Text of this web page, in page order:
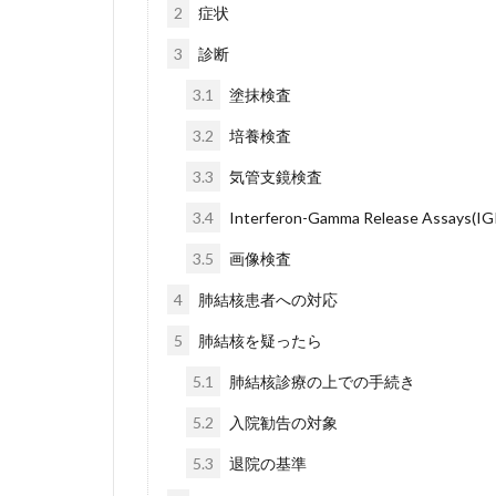
2 症状
3 診断
3.1 塗抹検査
3.2 培養検査
3.3 気管支鏡検査
3.4 Interferon-Gamma Release
3.5 画像検査
4 肺結核患者への対応
5 肺結核を疑ったら
5.1 肺結核診療の上での手続き
5.2 入院勧告の対象
5.3 退院の基準